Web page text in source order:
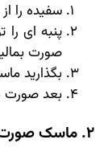
سفیده را
پنبه ای
صورت
بگذارید ماسک 10 تا 15
بعد صورت
2. ماسک صورت ضد لک